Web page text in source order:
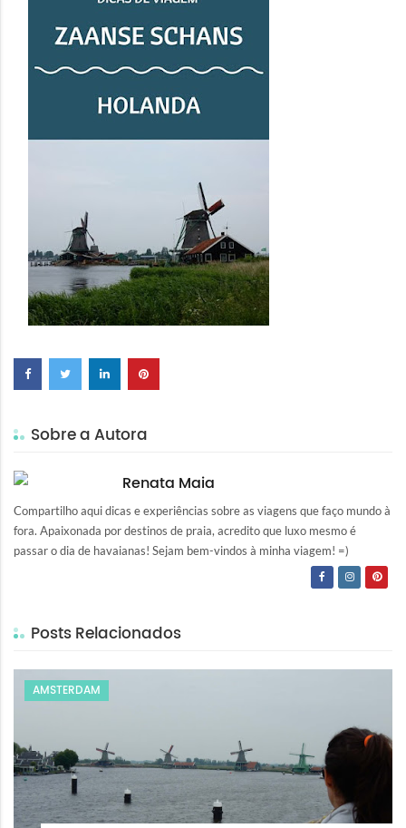
Sobre a Autora
Renata Maia
Compartilho aqui dicas e experiências sobre as viagens que faço mundo à
fora. Apaixonada por destinos de praia, acredito que luxo mesmo é
passar o dia de havaianas! Sejam bem-vindos à minha viagem! =)
Posts Relacionados
AMSTERDAM